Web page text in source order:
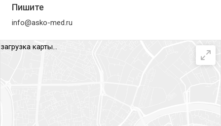
Пишите
info@asko-med.ru
загрузка карты...